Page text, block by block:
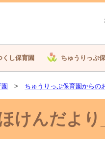
くし保育園 ちゅうりっぷ
> ちゅうりっぷ保育園からの
けんだよ